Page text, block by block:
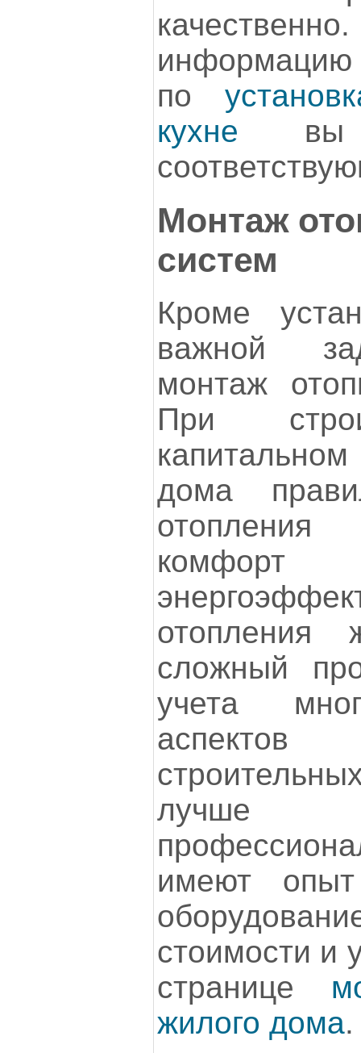
информацию
по
кухне вы
Монтаж
систем
Кроме
важной
монтаж
При
дома
сложный
учета
аспектов
лучше
имеют
стоимости и
странице
жилого дома.